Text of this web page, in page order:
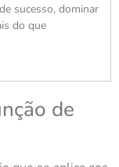
sucesso, dominar
do que
de